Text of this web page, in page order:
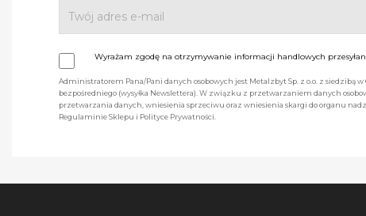
Wyrażam zgodę na otrzymywanie informacji handlowych
Administratorem Pana/Pani danych osobowych jest Metalzbyt Sp. z o.o. z siedzibą
bezpośredniego (wysyłka Newslettera). W związku z przetwarzaniem danych
przetwarzania danych, wniesienia sprzeciwu oraz wniesienia skargi do organu
Regulaminie Sklepu i Polityce Prywatności.